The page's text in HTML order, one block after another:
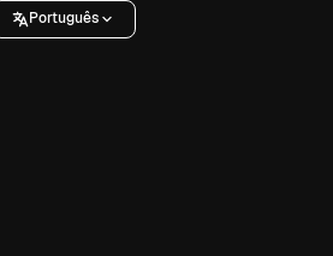
Português